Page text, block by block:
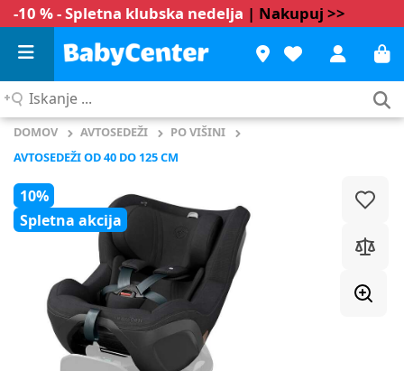
-10 % - Spletna klubska nedelja | Nakupuj >>
Iskanje
DOMOV AVTOSEDEŽI
PO VIŠINI
AVTOSEDEŽI OD 40 DO 125 CM
10%
Spletna akcija